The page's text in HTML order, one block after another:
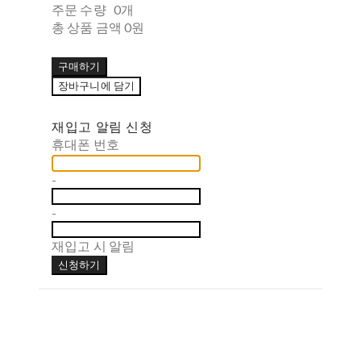
주문 수량 0개
총 상품 금액 0원
구매하기
장바구니에 담기
재입고 알림 신청
휴대폰 번호
-
-
재입고 시 알림
신청하기